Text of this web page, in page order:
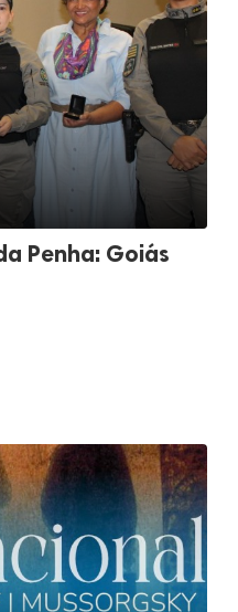
Penha: Goiás